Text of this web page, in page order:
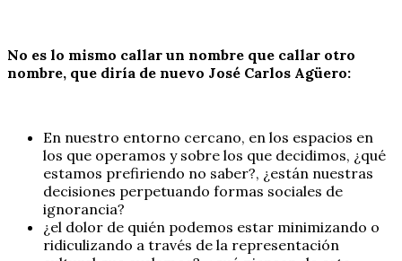
No es lo mismo callar un nombre que callar otro
nombre, que diría de nuevo José Carlos Agüero:
En nuestro entorno cercano, en los espacios en
los que operamos y sobre los que decidimos, ¿qué
estamos prefiriendo no saber?, ¿están nuestras
decisiones perpetuando formas sociales de
ignorancia?
¿el dolor de quién podemos estar minimizando o
ridiculizando a través de la representación